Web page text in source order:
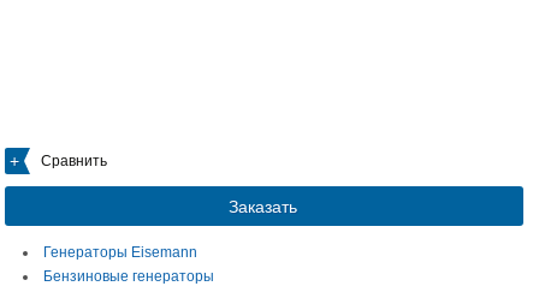
Сравнить
Заказать
Генераторы Eisemann
Бензиновые генераторы